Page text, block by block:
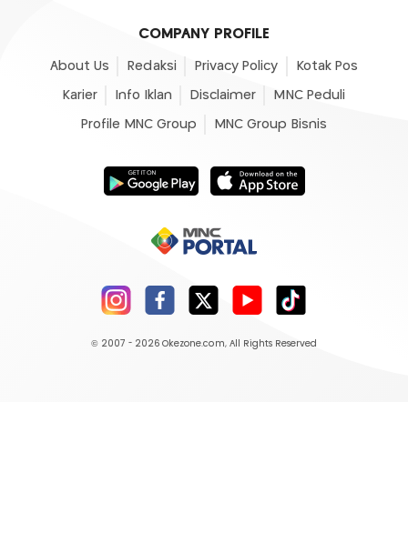
COMPANY PROFILE
About Us Redaksi Privacy Policy Kotak Pos
Karier Info Iklan Disclaimer MNC Peduli
Profile MNC Group MNC Group Bisnis
© 2007 - 2026 Okezone.com, All Rights Reserved